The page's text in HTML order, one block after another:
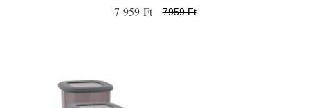
7 959 Ft 7959 Ft